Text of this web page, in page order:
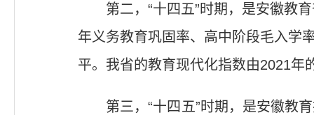
第二，“十四五”时期，是安徽教
年义务教育巩固率、高中阶段毛入学
平。我省的教育现代化指数由2021年
第三，“十四五”时期，是安徽教